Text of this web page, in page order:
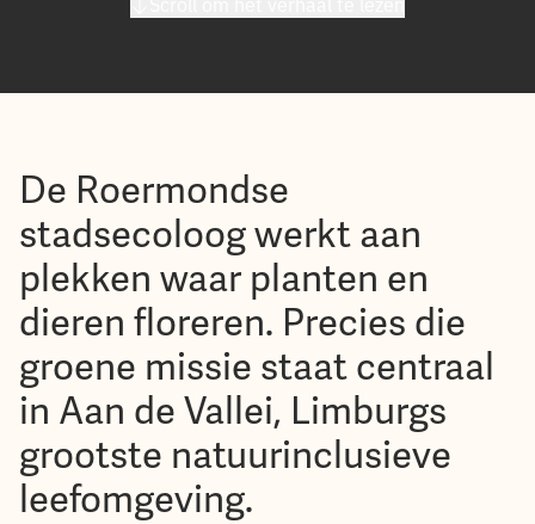
De Roermondse
stadsecoloog werkt aan
plekken waar planten en
dieren floreren. Precies die
groene missie staat centraal
in Aan de Vallei, Limburgs
grootste natuurinclusieve
leefomgeving.